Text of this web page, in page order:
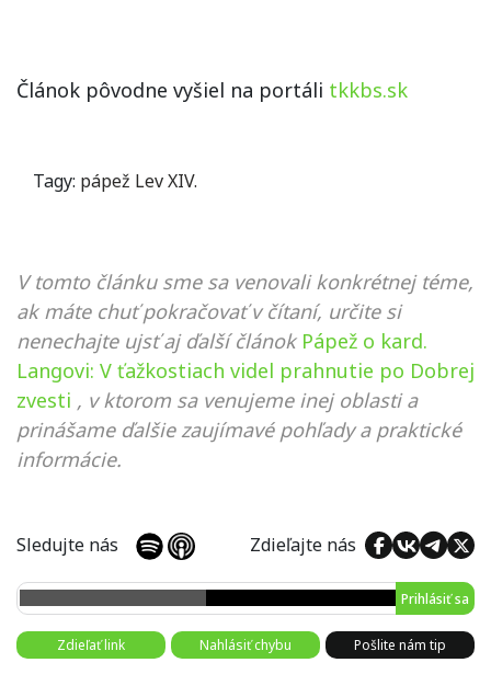
Článok pôvodne vyšiel na portáli tkkbs.sk
Tagy: pápež Lev XIV.
V tomto článku sme sa venovali konkrétnej téme,
ak máte chuť pokračovať v čítaní, určite si
nenechajte ujsť aj ďalší článok Pápež o kard.
Langovi: V ťažkostiach videl prahnutie po Dobrej
zvesti , v ktorom sa venujeme inej oblasti a
prinášame ďalšie zaujímavé pohľady a praktické
informácie.
Sledujte nás Zdieľajte nás
Prihlásiť sa
Zdieľať link Nahlásiť chybu Pošlite nám tip